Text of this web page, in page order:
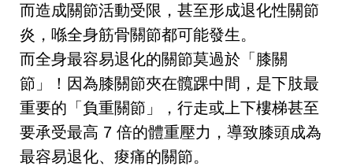
而造成關節活動受限，甚至形成退化性關節
炎，喺全身筋骨關節都可能發生。
而全身最容易退化的關節莫過於「膝關
節」！因為膝關節夾在髖踝中間，是下肢最
重要的「負重關節」，行走或上下樓梯甚至
要承受最高 7 倍的體重壓力，導致膝頭成為
最容易退化、痠痛的關節。